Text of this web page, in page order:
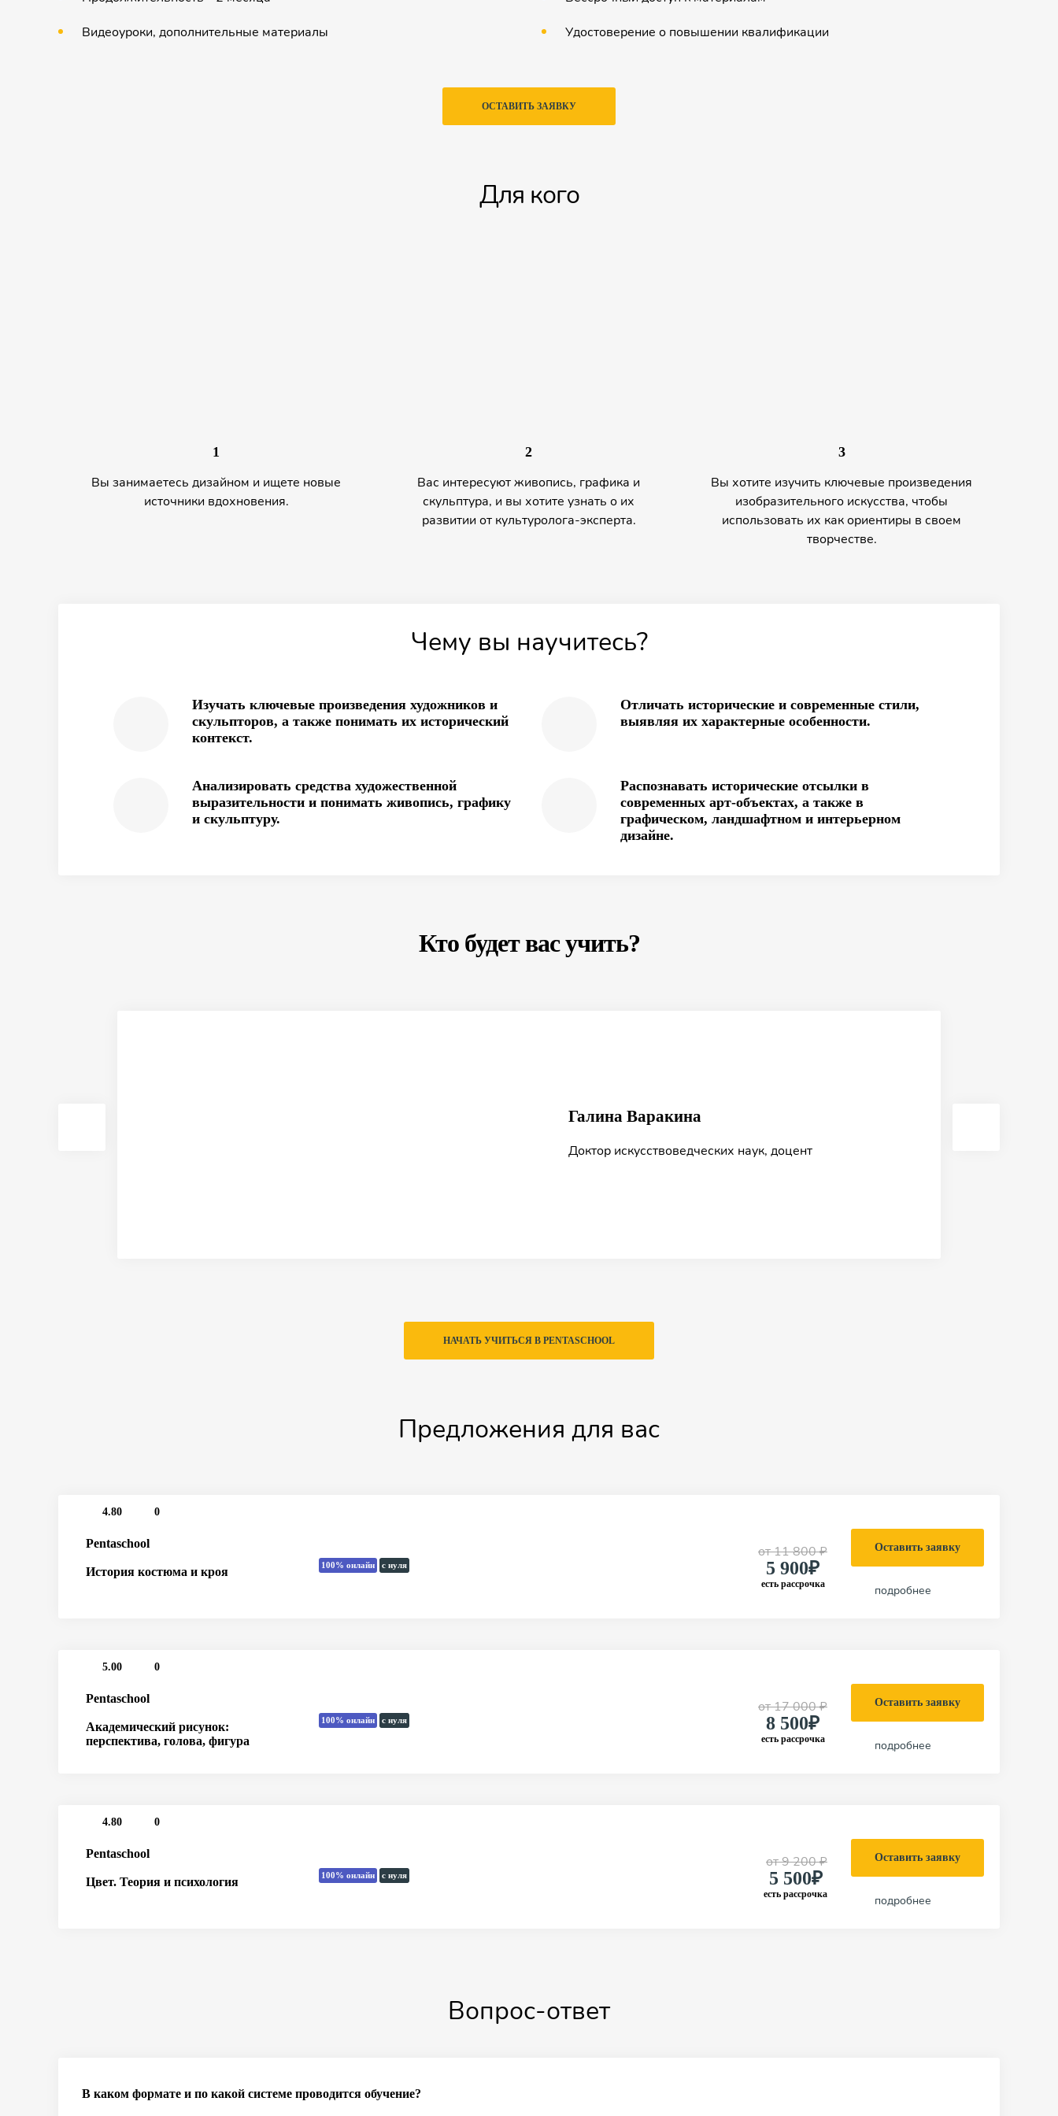
Видеоуроки, дополнительные материалы
Удостоверение о повышении квалификации
ОСТАВИТЬ ЗАЯВКУ
Для кого
1
Вы занимаетесь дизайном и ищете новые
источники вдохновения.
2
Вас интересуют живопись, графика и
скульптура, и вы хотите узнать о их
развитии от культуролога-эксперта.
3
Вы хотите изучить ключевые произведения
изобразительного искусства, чтобы
использовать их как ориентиры в своем
творчестве.
Чему вы научитесь?
Изучать ключевые произведения художников и
скульпторов, а также понимать их исторический
контекст.
Отличать исторические и современные стили,
выявляя их характерные особенности.
Анализировать средства художественной
выразительности и понимать живопись, графику
и скульптуру.
Распознавать исторические отсылки в
современных арт-объектах, а также в
графическом, ландшафтном и интерьерном
дизайне.
Кто будет вас учить?
Галина Варакина
Доктор искусствоведческих наук, доцент
НАЧАТЬ УЧИТЬСЯ В PENTASCHOOL
Предложения для вас
4.80 0
Pentaschool
История костюма и кроя
100% онлайн с нуля
от11 800 ₽
5 900₽
есть рассрочка
Оставить заявку
подробнее
5.00 0
Pentaschool
Академический рисунок:
перспектива, голова, фигура
100% онлайн с нуля
от17 000 ₽
8 500₽
есть рассрочка
Оставить заявку
подробнее
4.80 0
Pentaschool
Цвет. Теория и психология
100% онлайн с нуля
от9 200 ₽
5 500₽
есть рассрочка
Оставить заявку
подробнее
Вопрос-ответ
В каком формате и по какой системе проводится обучение?